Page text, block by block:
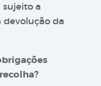
sujeito a
da